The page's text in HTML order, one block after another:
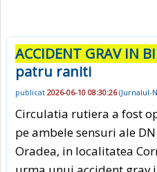
ACCIDENT GRAV IN
patru raniti
publicat 2026-06-10 08:30:26(Jurnalul-
Circulatia rutiera a fost
pe ambele sensuri ale
Oradea, in localitatea